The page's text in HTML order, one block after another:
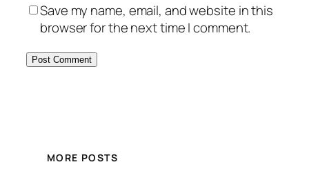
Save my name, email, and website in this
browser for the next time I comment.
MORE POSTS